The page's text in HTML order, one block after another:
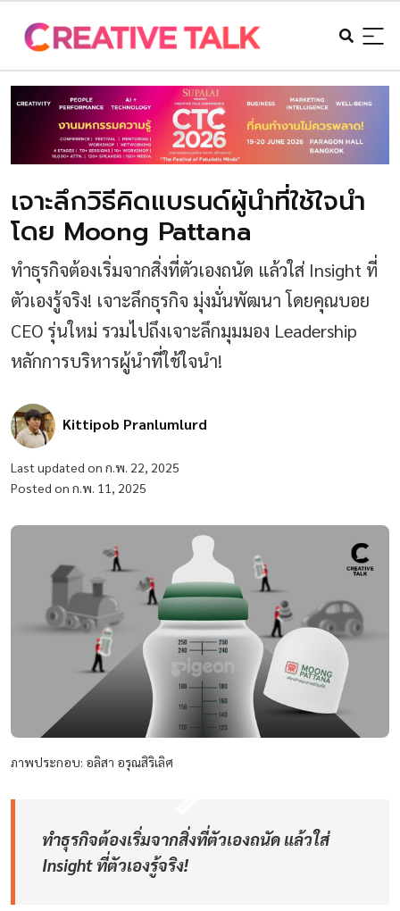
เจาะลึกวิธีคิดแบรนด์ผู้นำที่ใช้ใจนำ
โดย Moong Pattana
ทำธุรกิจต้องเริ่มจากสิ่งที่ตัวเองถนัด แล้วใส่ Insight ที่
ตัวเองรู้จริง! เจาะลึกธุรกิจ มุ่งมั่นพัฒนา โดยคุณบอย
CEO รุ่นใหม่ รวมไปถึงเจาะลึกมุมมอง Leadership
หลักการบริหารผู้นำที่ใช้ใจนำ!
Kittipob Pranlumlurd
Last updated on ก.พ. 22, 2025
Posted on ก.พ. 11, 2025
ภาพประกอบ: อลิสา อรุณสิริเลิศ
ทำธุรกิจต้องเริ่มจากสิ่งที่ตัวเองถนัด แล้วใส่
Insight ที่ตัวเองรู้จริง!